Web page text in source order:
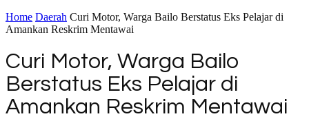
Home Daerah Curi Motor, Warga Bailo Berstatus Eks Pelajar di
Amankan Reskrim Mentawai
Curi Motor, Warga Bailo
Berstatus Eks Pelajar di
Amankan Reskrim Mentawai